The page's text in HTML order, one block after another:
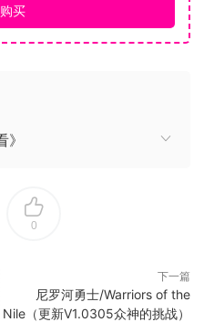
位、敌人、电子配件和其他
买
0
下一篇
尼罗河勇士/Warriors of the
Nile（更新V1.0305众神的挑战）